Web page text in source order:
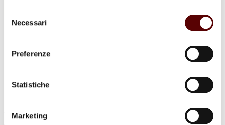
delNecessari
Preferenze
Statistiche
Marketing